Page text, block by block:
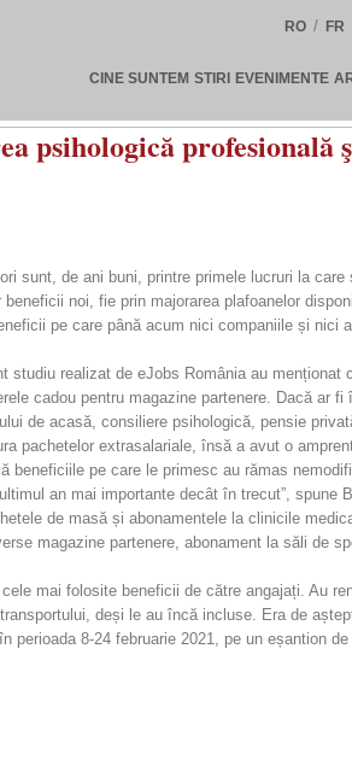
RO / FR
CINE SUNTEM STIRI EVENIMENTE
psihologică profesională
sunt, de ani buni, printre primele lucruri la
noi, fie prin majorarea plafoanelor
pe care până acum nici companiile și nici
realizat de eJobs România au menționat
cadou pentru magazine partenere. Dacă ar
de acasă, consiliere psihologică, pensie
pachetelor extrasalariale, însă a avut o
pe care le primesc au rămas
an mai importante decât în trecut”, spune
de masă și abonamentele la clinicile
magazine partenere, abonament la săli de
mai folosite beneficii de către angajați. Au
deși le au încă incluse. Era de
8-24 februarie 2021, pe un eșantion